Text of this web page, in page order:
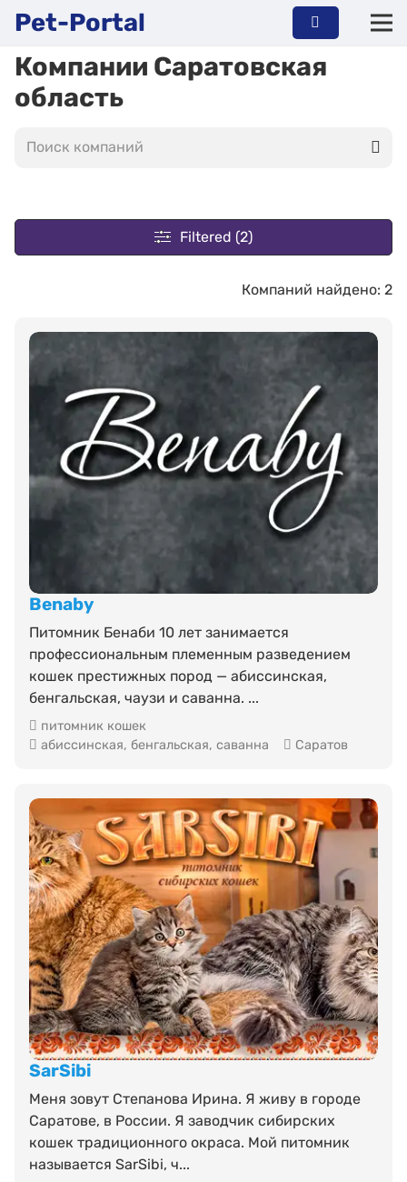
Pet-Portal
Компании Саратовская
область
Filtered (2)
Компаний найдено: 2
Benaby
Питомник Бенаби 10 лет занимается
профессиональным племенным разведением
кошек престижных пород — абиссинская,
бенгальская, чаузи и саванна. ...
питомник кошек
абиссинская, бенгальская, саванна Саратов
SarSibi
Меня зовут Степанова Ирина. Я живу в городе
Саратове, в России. Я заводчик сибирских
кошек традиционного окраса. Мой питомник
называется SarSibi, ч...